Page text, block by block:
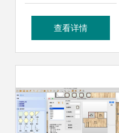
业地坪工程 环氧地
计解决方案
查看详情